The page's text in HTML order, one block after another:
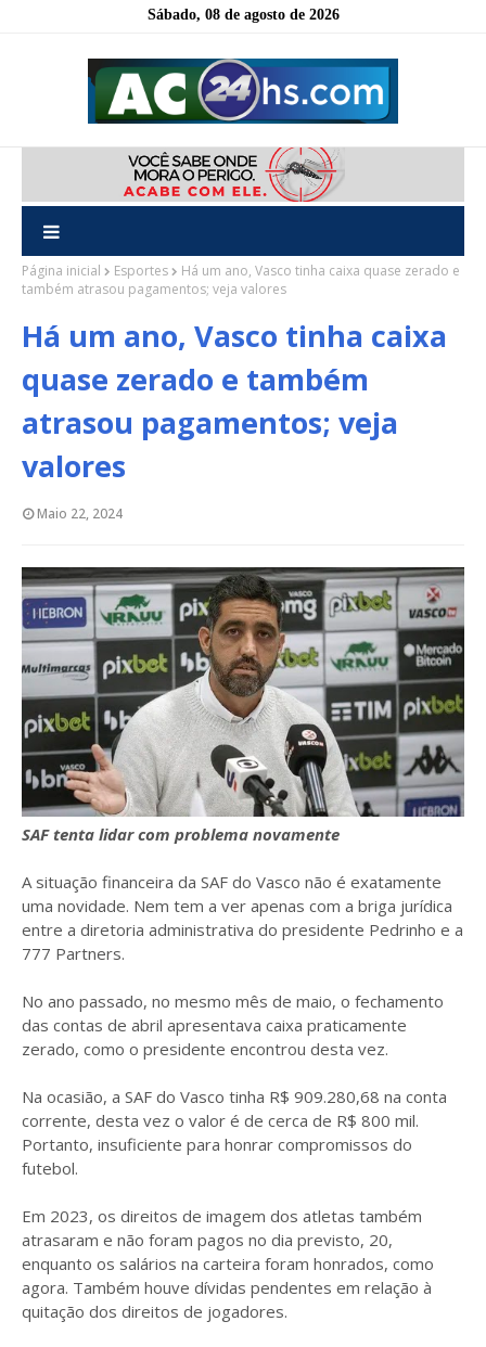
Sábado, 08 de agosto de 2026
Página inicial Esportes
Há um ano, Vasco tinha caixa quase zerado e
também atrasou pagamentos; veja valores
Há um ano, Vasco tinha caixa
quase zerado e também
atrasou pagamentos; veja
valores
Maio 22, 2024
SAF tenta lidar com problema novamente
A situação financeira da SAF do Vasco não é exatamente
uma novidade. Nem tem a ver apenas com a briga jurídica
entre a diretoria administrativa do presidente Pedrinho e a
777 Partners.
No ano passado, no mesmo mês de maio, o fechamento
das contas de abril apresentava caixa praticamente
zerado, como o presidente encontrou desta vez.
Na ocasião, a SAF do Vasco tinha R$ 909.280,68 na conta
corrente, desta vez o valor é de cerca de R$ 800 mil.
Portanto, insuficiente para honrar compromissos do
futebol.
Em 2023, os direitos de imagem dos atletas também
atrasaram e não foram pagos no dia previsto, 20,
enquanto os salários na carteira foram honrados, como
agora. Também houve dívidas pendentes em relação à
quitação dos direitos de jogadores.